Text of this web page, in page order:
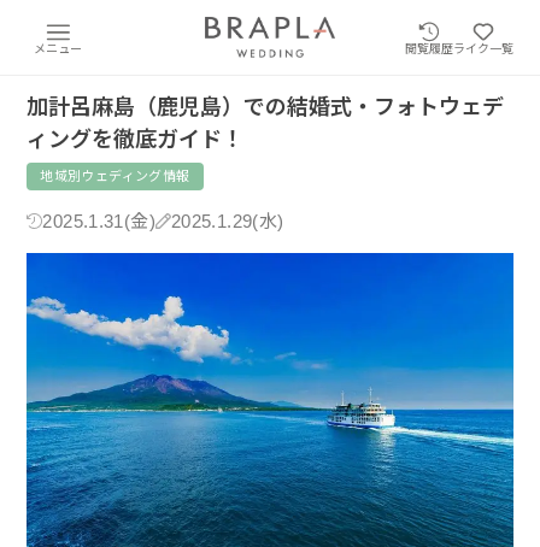
メニュー 閲覧履歴ライク一覧
加計呂麻島（鹿児島）での結婚式・フォトウェデ
ィングを徹底ガイド！
地域別ウェディング情報
2025.1.31(金) 2025.1.29(水)